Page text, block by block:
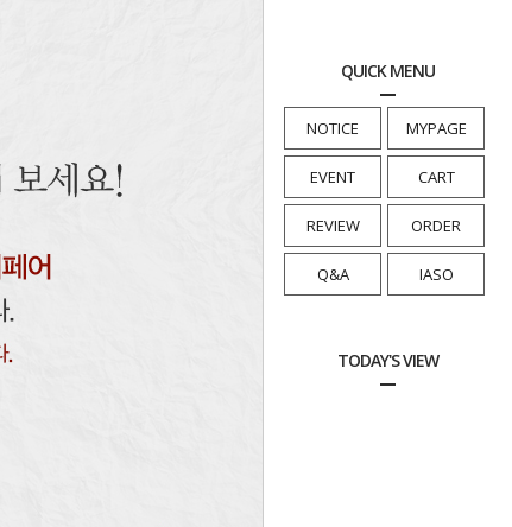
QUICK MENU
NOTICE MYPAGE
EVENT CART
REVIEW ORDER
Q&A IASO
TODAY'S VIEW